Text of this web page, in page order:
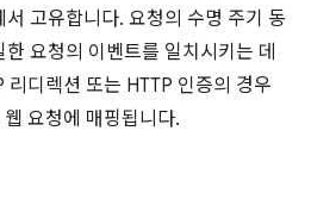
고유합니다. 요청의 수명 주기 동
요청의 이벤트를 일치시키는 데
리디렉션 또는 HTTP 인증의 경우
요청에 매핑됩니다.